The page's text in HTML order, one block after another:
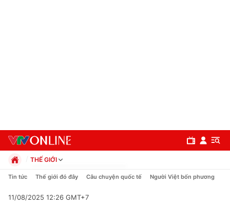
THẾ GIỚI
Chính trị
Pháp luật
Tin tức Thế giới đó đây Câu chuyện quốc tế Người Việt bốn phương
11/08/2025 12:26 GMT+7